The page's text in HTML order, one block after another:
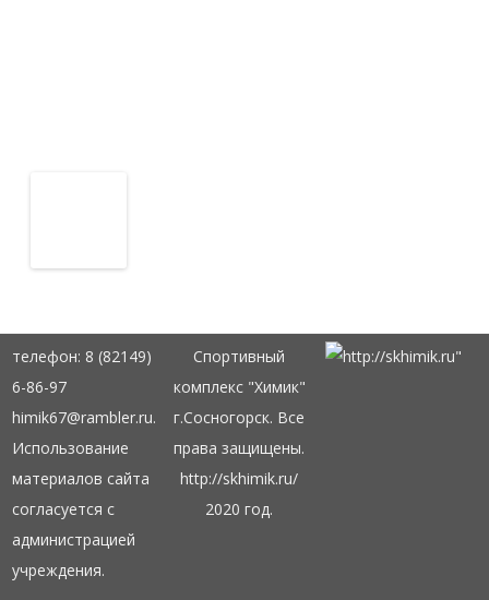
телефон: 8 (82149)
6-86-97
himik67@rambler.ru.
Использование
материалов сайта
согласуется с
администрацией
учреждения.
Спортивный
комплекс "Химик"
г.Сосногорск. Все
права защищены.
http://skhimik.ru/
2020 год.